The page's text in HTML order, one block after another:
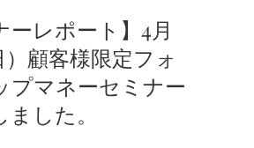
ーレポート】4月
）顧客様限定フォ
プマネーセミナー
ました。